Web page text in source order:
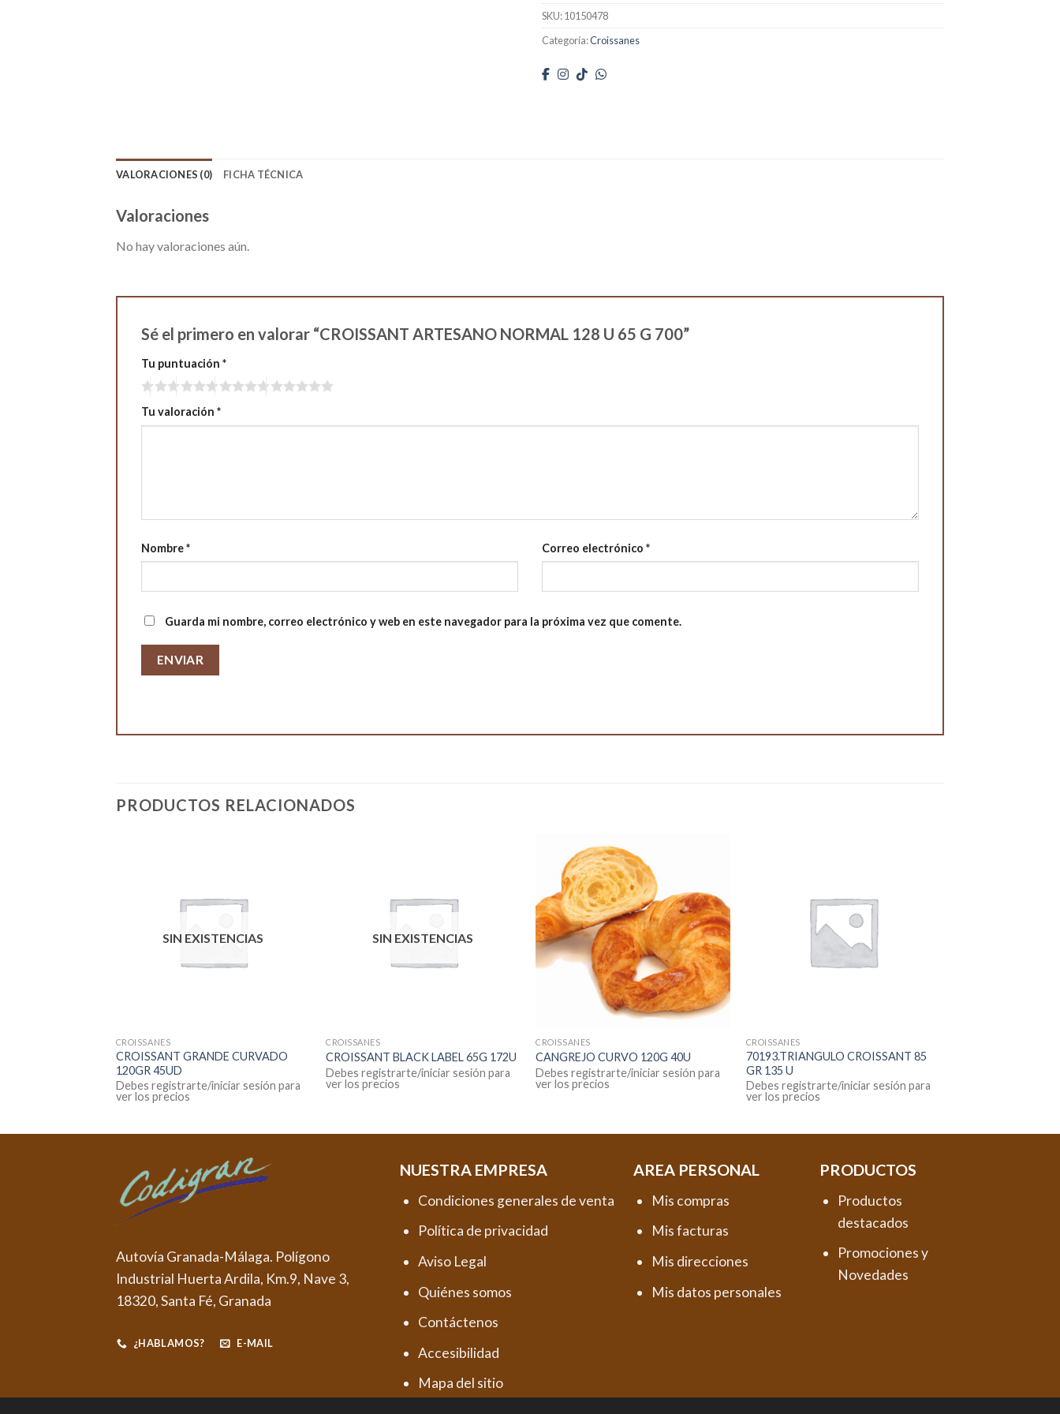
SKU:10150478
Categoría:Croissanes
VALORACIONES (0) FICHA TÉCNICA
Valoraciones
No hay valoraciones aún.
Sé el primero en valorar “CROISSANT ARTESANO NORMAL 128 U 65 G 700”
Tu puntuación *
Tu valoración *
Nombre* Correo electrónico *
Guarda mi nombre, correo electrónico y web en este navegador para la próxima vez que comente.
PRODUCTOS RELACIONADOS
SIN EXISTENCIAS
CROISSANES
CROISSANT GRANDE CURVADO
120GR 45UD
Debes registrarte/iniciar sesión para
ver los precios
SIN EXISTENCIAS
CROISSANES
CROISSANT BLACK LABEL 65G 172U
Debes registrarte/iniciar sesión para
ver los precios
CROISSANES
CANGREJO CURVO 120G 40U
Debes registrarte/iniciar sesión para
ver los precios
CROISSANES
70193.TRIANGULO CROISSANT 85
GR 135 U
Debes registrarte/iniciar sesión para
ver los precios
Autovía Granada-Málaga. Polígono
Industrial Huerta Ardila, Km.9, Nave 3,
18320, Santa Fé, Granada
¿HABLAMOS? E-MAIL
NUESTRA EMPRESA
Condiciones generales de venta
Política de privacidad
Aviso Legal
Quiénes somos
Contáctenos
Accesibilidad
Mapa del sitio
AREA PERSONAL
Mis compras
Mis facturas
Mis direcciones
Mis datos personales
PRODUCTOS
Productos
destacados
Promociones y
Novedades